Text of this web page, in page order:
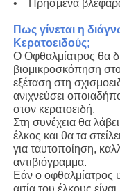
• Πρησμένα
Πως γίνεται η
Κερατοειδούς;
Ο Οφθαλμίατρος θα
βιομικροσκόπηση
εξέταση στη
ανιχνεύσει
στον κερατοειδή.
Στη συνέχεια θα
έλκος και θα τα
για ταυτοποίηση,
αντιβιόγραμμα.
Εάν ο οφθαλμίατρος
αιτία του έλκους